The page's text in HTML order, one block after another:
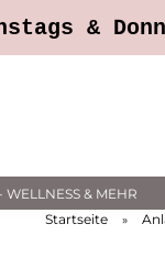
&
WELLNESS & MEHR
Startseite
»